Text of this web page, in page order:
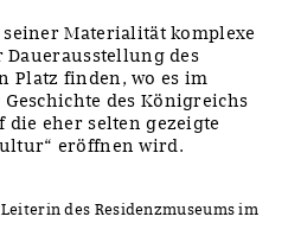
Materialität komplexe
des
Platz finden, wo es im
des Königreichs
eher selten gezeigte
eröffnen wird.
des Residenzmuseums im